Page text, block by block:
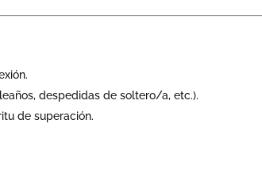
despedidas de soltero/a, etc.).
de superación.